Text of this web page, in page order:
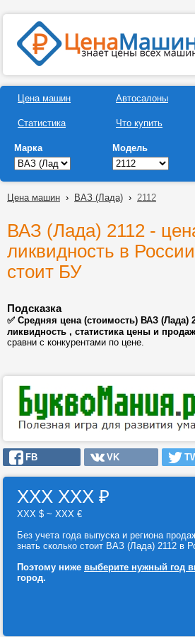
Цена машин
Статистика
Автосалоны
Что купить
Марка Модель
Цена машин › ВАЗ (Лада) › 2112
ВАЗ (Лада) 2112 -
ликвидность в
стоит БУ
Подсказка
✅ Средняя цена (стоимость) ВАЗ (Лада)
ликвидность , статистика цены и продаж
сравни с конкурентами по цене.
FB VK
ХХХ ХХХ ₽
ХХХ $ ~ ХХХ €
Без учета года выпуска и региона
знать сколько стоит ВАЗ (Лада) 2112 в
Поэтому ниже выберите нужный год
город.